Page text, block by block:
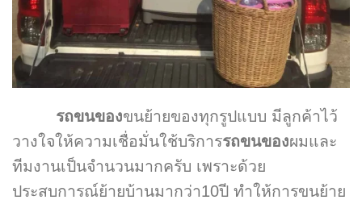
รถขนของขนย้ายของทุกรูปแบบ มีลูกค้าไว้
วางใจให้ความเชื่อมั่นใช้บริการรถขนของผมและ
ทีมงานเป็นจำนวนมากครับ เพราะด้วย
ประสบการณ์ย้ายบ้านมากว่า10ปี ทำให้การขนย้าย